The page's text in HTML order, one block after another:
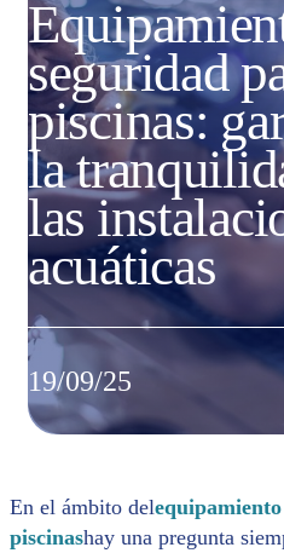
seguridad
piscinas:
la
las
acuáticas
19/09/25
En el ámbito del
piscinashay una pregunta